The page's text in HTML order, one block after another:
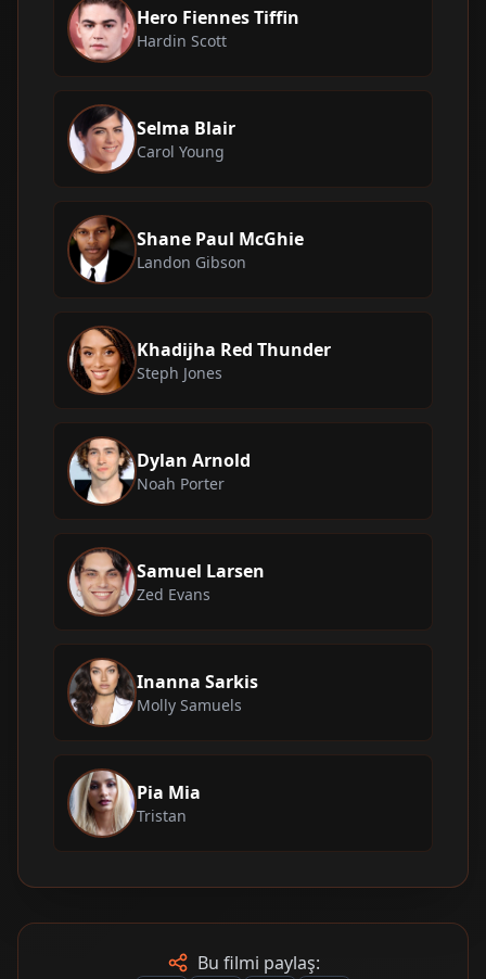
Hero Fiennes Tiffin
Hardin Scott
Selma Blair
Carol Young
Shane Paul McGhie
Landon Gibson
Khadijha Red Thunder
Steph Jones
Dylan Arnold
Noah Porter
Samuel Larsen
Zed Evans
Inanna Sarkis
Molly Samuels
Pia Mia
Tristan
Bu filmi paylaş: